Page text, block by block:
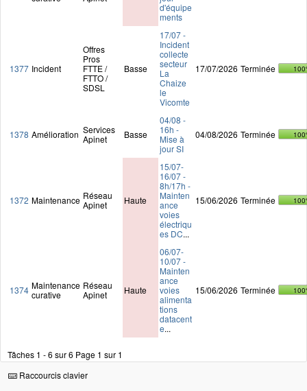
d'équipe
ments
1377 Incident
Offres
Pros
FTTE /
FTTO /
SDSL
Basse
17/07 -
Incident
collecte
secteur
La
Chaize
le
Vicomte
17/07/2026 Terminée
1378 Amélioration Services
Apinet
Basse
04/08 -
16h -
Mise à
jour SI
04/08/2026 Terminée
1372 Maintenance Réseau
Apinet
Haute
15/07-
16/07 -
8h/17h -
Mainten
ance
voies
électriqu
es DC...
15/06/2026 Terminée
1374 Maintenance
curative
Réseau
Apinet
Haute
06/07-
10/07 -
Mainten
ance
voies
alimenta
tions
datacent
e...
15/06/2026 Terminée
Tâches 1 - 6 sur 6 Page 1 sur 1
Raccourcis clavier